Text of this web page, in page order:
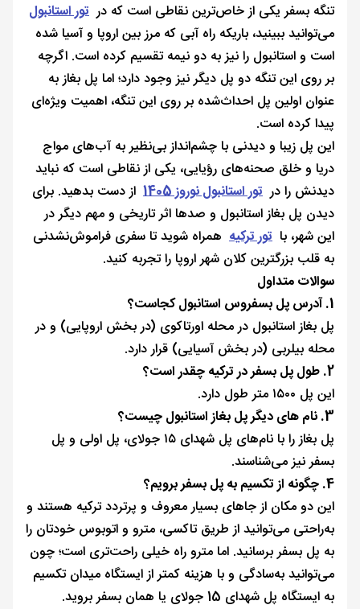
تنگه بسفر یکی از خاص‌ترین نقاطی است که در تور استانبول
می‌توانید ببینید، باریکه راه آبی که مرز بین اروپا و آسیا شده
است و استانبول را نیز به دو نیمه تقسیم کرده است. اگرچه
بر روی این تنگه دو پل دیگر نیز وجود دارد؛ اما پل بغاز به
عنوان اولین پل احداث‌شده بر روی این تنگه، اهمیت ویژه‌ای
پیدا کرده است.
این پل زیبا و دیدنی با چشم‌انداز بی‌نظیر به آب‌های مواج
دریا و خلق صحنه‌های رؤیایی، یکی از نقاطی است که نباید
دیدنش را در تور استانبول نوروز 1405
از دست بدهید. برای
دیدن پل بغاز استانبول و صدها اثر تاریخی و مهم دیگر در
این شهر، با تور ترکیه همراه شوید تا سفری فراموش‌نشدنی
به قلب بزرگترین کلان شهر اروپا را تجربه کنید.
سوالات متداول
1. آدرس پل بسفروس استانبول کجاست؟
پل بغاز استانبول در محله اورتاکوی (در بخش اروپایی) و در
محله بیلربی (در بخش آسیایی) قرار دارد.
2. طول پل بسفر در ترکیه چقدر است؟
این پل ۱۵۰۰ متر طول دارد.
3. نام های دیگر پل بغاز استانبول چیست؟
پل بغاز را با نام‌های پل شهدای ۱۵ جولای، پل اولی و پل
بسفر نیز می‌شناسند.
4. چگونه از تکسیم به پل بسفر برویم؟
این دو مکان از جاهای بسیار معروف و پرتردد ترکیه هستند و
به‌راحتی می‌توانید از طریق تاکسی، مترو و اتوبوس‌ خودتان را
به پل بسفر برسانید. اما مترو راه خیلی راحت‌تری است؛ چون
می‌توانید به‌سادگی و با هزینه کمتر از ایستگاه میدان تکسیم
به ایستگاه پل شهدای 15 جولای یا همان بسفر بروید.